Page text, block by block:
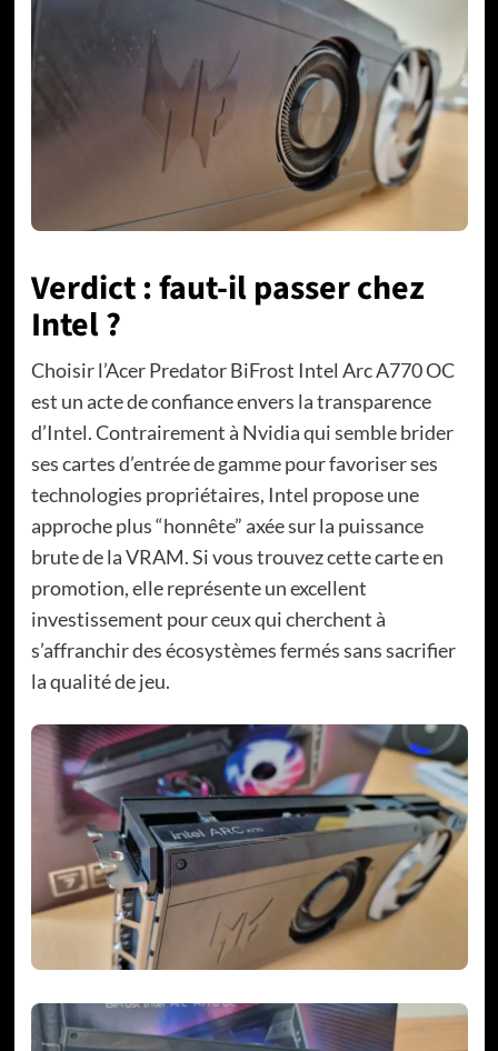
Verdict : faut-il passer chez
Intel ?
Choisir l’Acer Predator BiFrost Intel Arc A770 OC
est un acte de confiance envers la transparence
d’Intel. Contrairement à Nvidia qui semble brider
ses cartes d’entrée de gamme pour favoriser ses
technologies propriétaires, Intel propose une
approche plus “honnête” axée sur la puissance
brute de la VRAM. Si vous trouvez cette carte en
promotion, elle représente un excellent
investissement pour ceux qui cherchent à
s’affranchir des écosystèmes fermés sans sacrifier
la qualité de jeu.